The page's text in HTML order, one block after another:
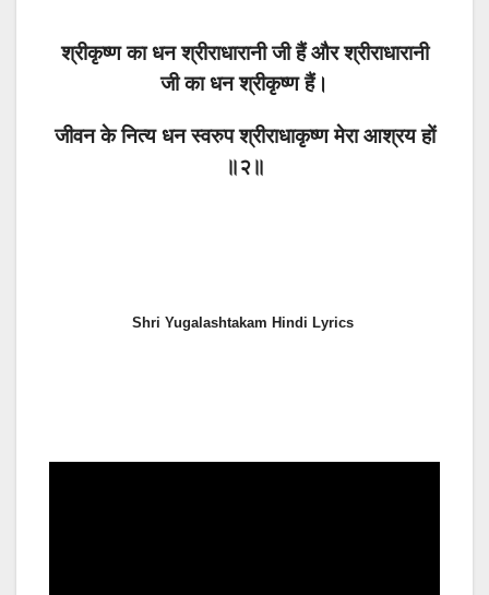
श्रीकृष्ण का धन श्रीराधारानी जी हैं और श्रीराधारानी
जी का धन श्रीकृष्ण हैं।
जीवन के नित्य धन स्वरुप श्रीराधाकृष्ण मेरा आश्रय हों
॥२॥
Shri Yugalashtakam Hindi Lyrics